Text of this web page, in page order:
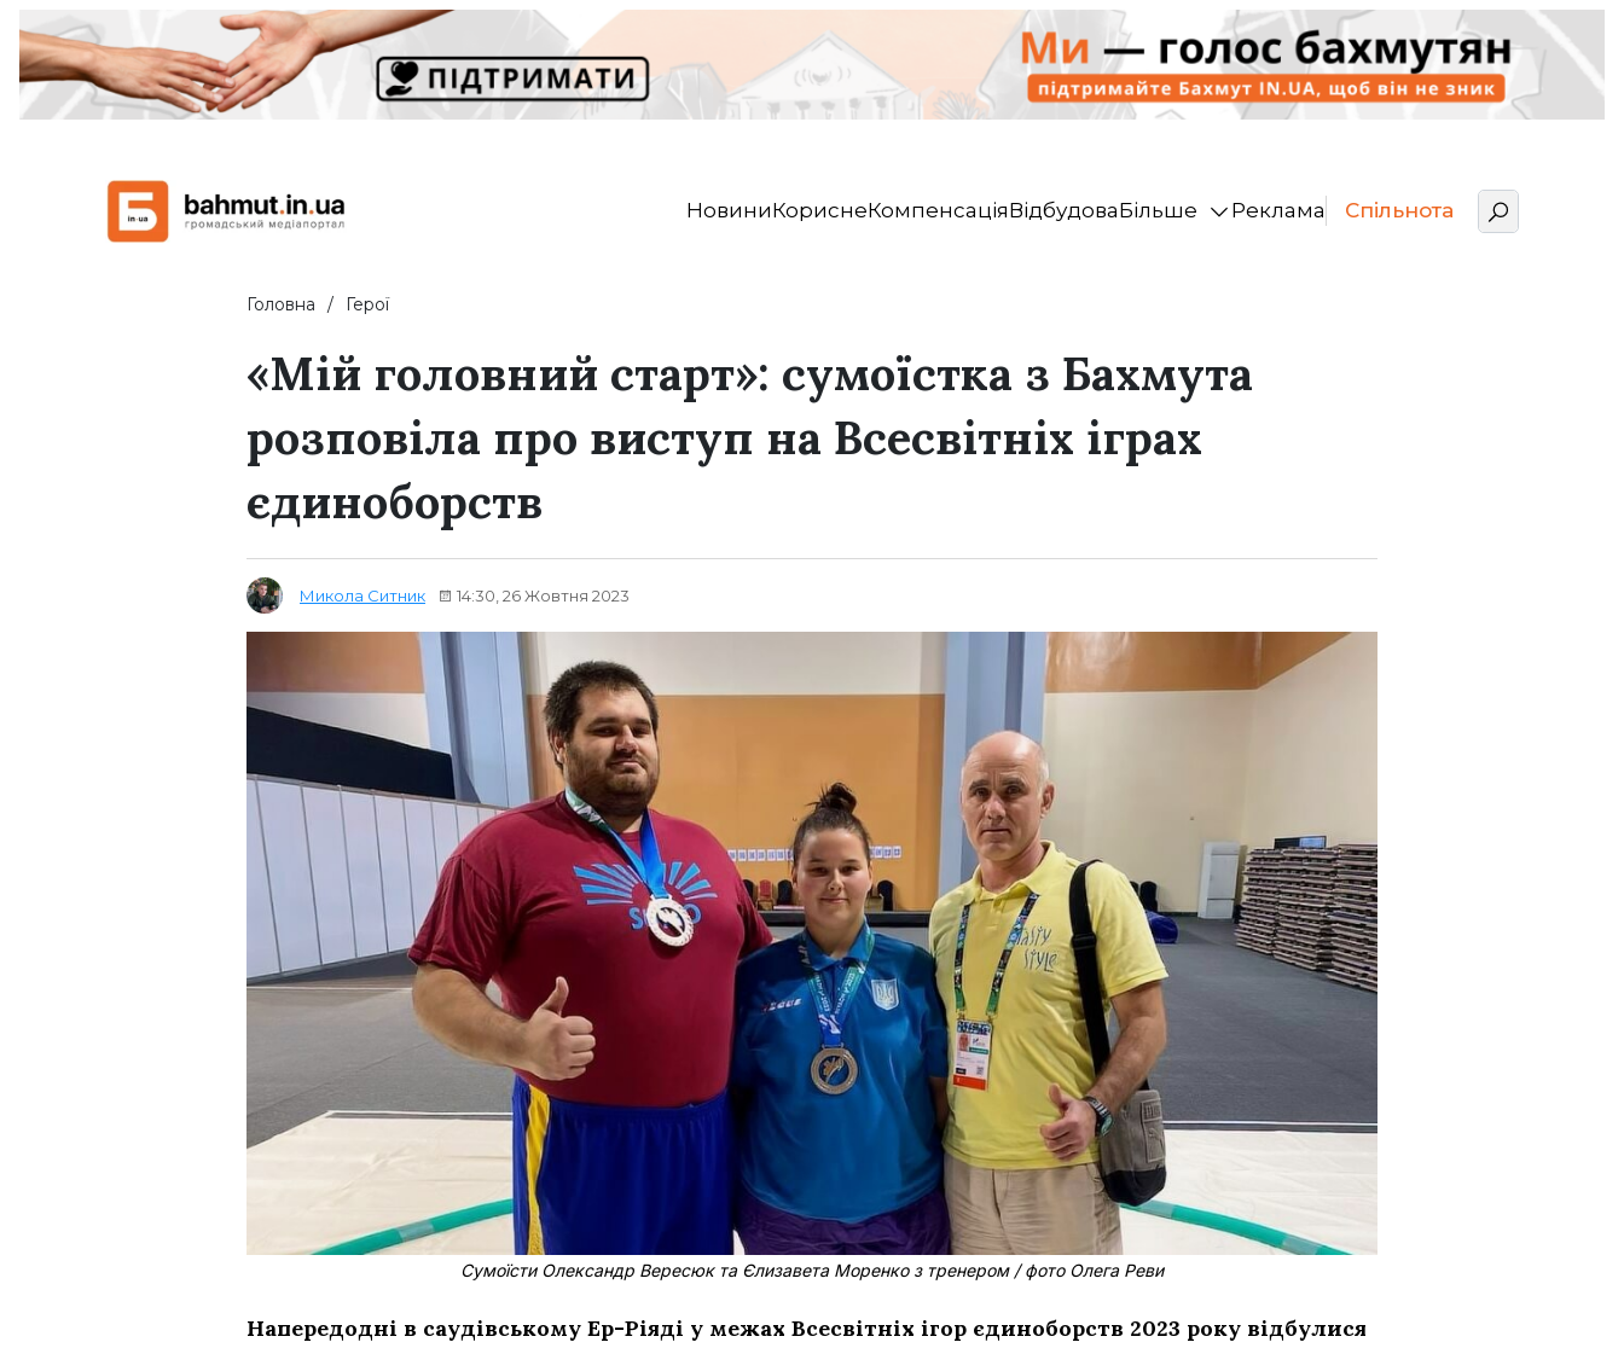
НовиниКориснеКомпенсаціяВідбудоваБільше Реклама Спільнота
Головна Герої
«Мій головний старт»: сумоїстка з Бахмута
розповіла про виступ на Всесвітніх іграх
єдиноборств
Микола Ситник 14:30, 26 Жовтня 2023
Сумоїсти Олександр Вересюк та Єлизавета Моренко з тренером / фото Олега Реви
Напередодні в саудівському Ер-Ріяді у межах Всесвітніх ігор єдиноборств 2023 року відбулися